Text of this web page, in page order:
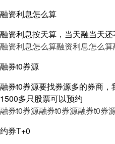
融资利息怎么算
融资利息按天算，当天融当天
融资利息怎么算融资利息怎么算
融券t0券源
融券t0券源要找券源多的券商，
1500多只股票可以预约
融券t0券源融券t0券源融券t0券
约券T+0